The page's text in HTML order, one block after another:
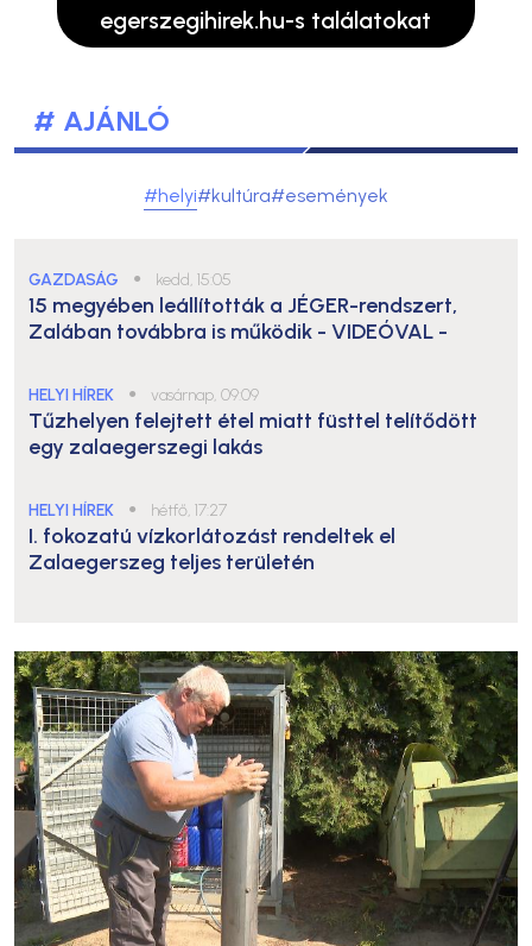
egerszegihirek.hu-s találatokat
# AJÁNLÓ
#helyi#kultúra#események
GAZDASÁG ● kedd, 15:05
15 megyében leállították a JÉGER-rendszert,
Zalában továbbra is működik - VIDEÓVAL -
HELYI HÍREK ● vasárnap, 09:09
Tűzhelyen felejtett étel miatt füsttel telítődött
egy zalaegerszegi lakás
HELYI HÍREK ● hétfő, 17:27
I. fokozatú vízkorlátozást rendeltek el
Zalaegerszeg teljes területén